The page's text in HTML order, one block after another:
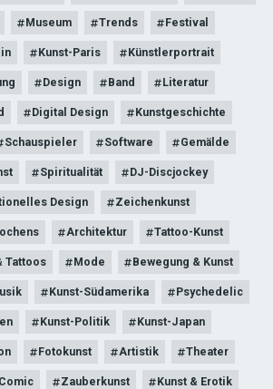
Museum Trends Festival
Kunst-Paris Künstlerportrait
Design Band Literatur
Digital Design Kunstgeschichte
Schauspieler Software Gemälde
Spiritualität DJ-Discjockey
Design Zeichenkunst
Architektur Tattoo-Kunst
Tattoos Mode Bewegung & Kunst
Kunst-Südamerika Psychedelic
Kunst-Politik Kunst-Japan
Fotokunst Artistik Theater
Comic Zauberkunst Kunst & Erotik